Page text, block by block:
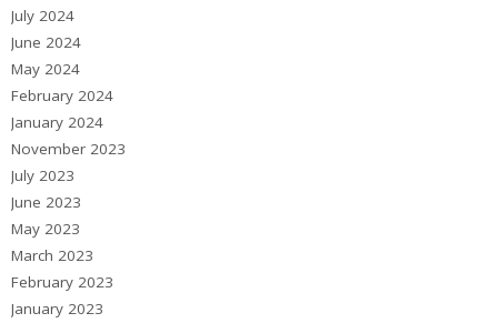
July 2024
June 2024
May 2024
February 2024
January 2024
November 2023
July 2023
June 2023
May 2023
March 2023
February 2023
January 2023